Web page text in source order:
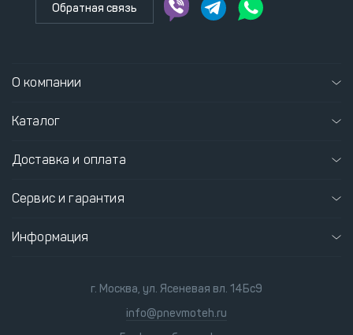
Обратная связь
О компании
Каталог
Доставка и оплата
Сервис и гарантия
Информация
г. Москва, ул. Ясеневая вл. 14Бс9
info@pnevmoteh.ru